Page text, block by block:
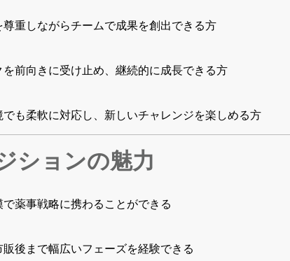
重しながらチームで成果を創出できる方
前向きに受け止め、継続的に成長できる方
も柔軟に対応し、新しいチャレンジを楽しめる方
ションの魅力
薬事戦略に携わることができる
後まで幅広いフェーズを経験できる